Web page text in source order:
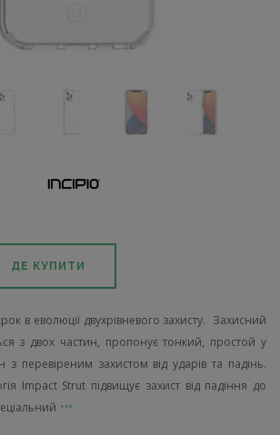
ДЕ КУПИТИ
в еволюції двухрівневого захисту. Захисний
з двох частин, пропонує тонкий, простой у
з перевіреним захистом від ударів та падінь.
Impact Strut підвищує захист від падіння до